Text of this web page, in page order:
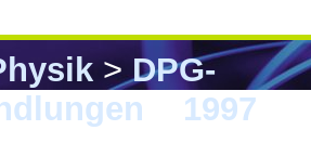
>DPG-
1997